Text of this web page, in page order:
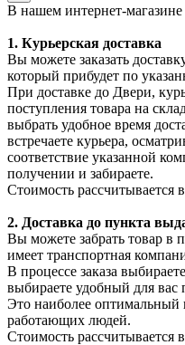
В нашем интернет-магазине
1. Курьерская доставка
Вы можете заказать
который прибудет по
При доставке до Двери,
поступления товара на
выбрать удобное время
встречаете курьера,
соответствие указанной
получении и забираете.
Стоимость рассчитывается
2. Доставка до пункта
Вы можете забрать товар в
имеет транспортная
В процессе заказа
выбираете удобный для вас
Это наиболее оптимальный
работающих людей.
Стоимость рассчитывается